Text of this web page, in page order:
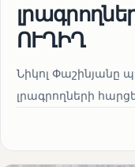
ՈՒՂԻՂ
Նիկոլ Փաշինյանը
լրագրողների